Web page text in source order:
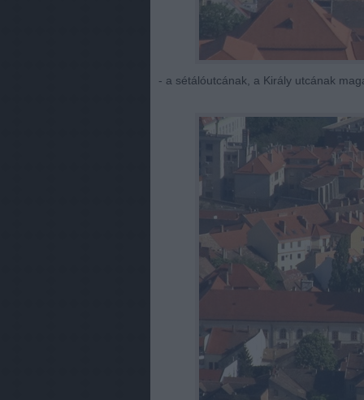
- a sétálóutcának, a Király utcának